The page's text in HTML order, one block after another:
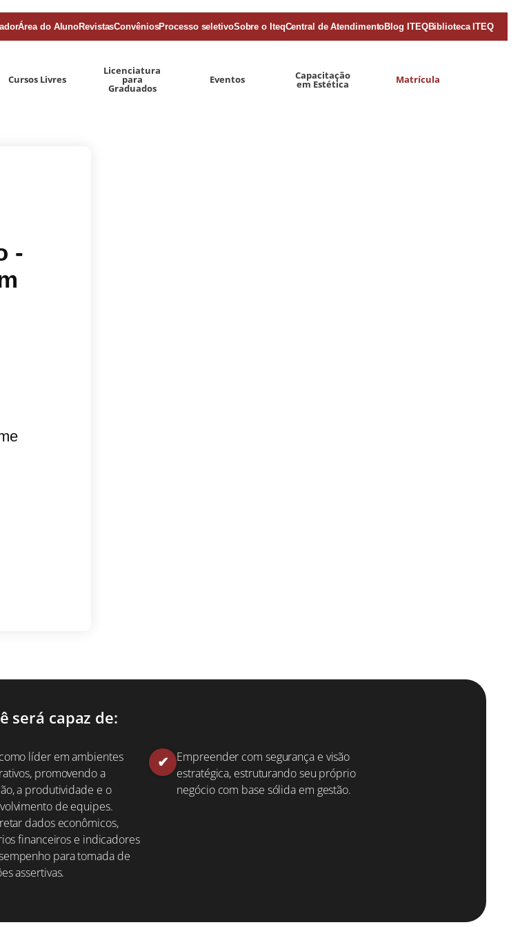
Área do AlunoRevistasConvêniosProcesso seletivoSobre o IteqCentral de AtendimentoBlog ITEQBiblioteca ITEQ
Cursos Livres
Licenciatura
para
Graduados
Eventos Capacitação
em Estética Matrícula
-
será capaz de:
líder em ambientes
promovendo a
a produtividade e o
de equipes.
Empreender com segurança e visão
estratégica, estruturando seu próprio
negócio com base sólida em gestão.
dados econômicos,
financeiros e indicadores
para tomada de
assertivas.